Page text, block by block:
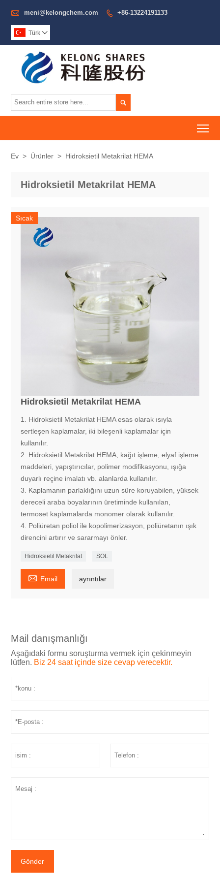
 meni@kelongchem.com  +86-13224191133
Türk 

Ev > Ürünler > Hidroksietil Metakrilat HEMA
Hidroksietil Metakrilat HEMA
Sıcak
Hidroksietil Metakrilat HEMA
1. Hidroksietil Metakrilat HEMA esas olarak ısıyla
sertleşen kaplamalar, iki bileşenli kaplamalar için
kullanılır.
2. Hidroksietil Metakrilat HEMA, kağıt işleme, elyaf işleme
maddeleri, yapıştırıcılar, polimer modifikasyonu, ışığa
duyarlı reçine imalatı vb. alanlarda kullanılır.
3. Kaplamanın parlaklığını uzun süre koruyabilen, yüksek
dereceli araba boyalarının üretiminde kullanılan,
termoset kaplamalarda monomer olarak kullanılır.
4. Poliüretan poliol ile kopolimerizasyon, poliüretanın ışık
direncini artırır ve sararmayı önler.
Hidroksietil Metakrilat SOL
 Email ayrıntılar
Mail danışmanlığı
Aşağıdaki formu soruşturma vermek için çekinmeyin
lütfen. Biz 24 saat içinde size cevap verecektir.
Gönder